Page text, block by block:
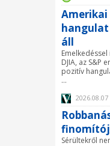
Amerikai
hangulat
áll
DJIA, az S&P
pozitív
...
Sérültekről